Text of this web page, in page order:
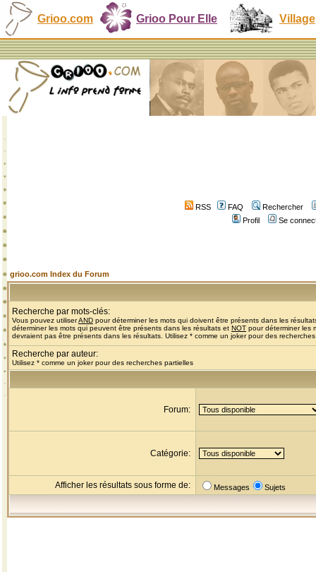
Grioo.com Grioo Pour Elle Village
RSS FAQ
Rechercher
Profil
Se
grioo.com Index du Forum
Recherche par mots-clés:
Vous pouvez utiliserAND pour déterminer les mots qui doivent être présents dans les
déterminer les mots qui peuvent être présents dans les résultats et NOT pour déterminer les
devraient pas être présents dans les résultats. Utilisez * comme un joker pour des
Recherche par auteur:
Utilisez * comme un joker pour des recherches partielles
Forum:
Catégorie:
Afficher les résultats sous forme de: Messages Sujets